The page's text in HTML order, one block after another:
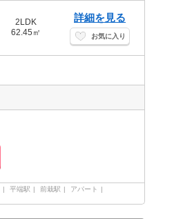
2LDK
62.45㎡
詳細を見る
お気に入り
平端駅 前栽駅
アパート